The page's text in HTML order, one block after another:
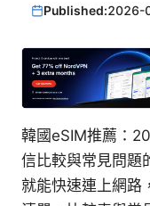
Published:2026-
韓國eSIM推薦：
信比較與常見問題
就能快速連上網路